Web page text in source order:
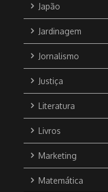
Japão
Jardinagem
Jornalismo
Justiça
Literatura
Livros
Marketing
Matemática